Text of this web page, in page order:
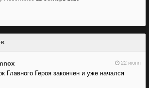
22 июня
Главного Героя закончен и уже начался